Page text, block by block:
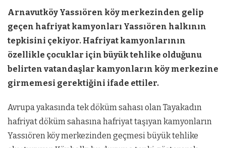
Arnavutköy Yassıören köy merkezinden gelip
geçen hafriyat kamyonları Yassıören halkının
tepkisini çekiyor. Hafriyat kamyonlarının
özellikle çocuklar için büyük tehlike olduğunu
belirten vatandaşlar kamyonların köy merkezine
girmemesi gerektiğini ifade ettiler.
Avrupa yakasında tek döküm sahası olan Tayakadın
hafriyat döküm sahasına hafriyat taşıyan kamyonların
Yassıören köy merkezinden geçmesi büyük tehlike